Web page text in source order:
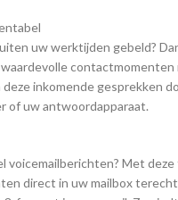
uw werktijden gebeld?
inkomende gesprekken
of uw antwoordapparaat.
voicemailberichten? Met
direct in uw mailbox